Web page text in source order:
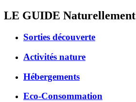
LE GUIDE Naturellement
Sorties découverte
Activités nature
Hébergements
Eco-Consommation